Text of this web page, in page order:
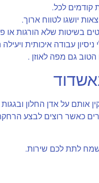
קודמים לכל.
יושגו לטווח ארוך.
בשיטות שלא הורגות
ויעילה התחייבות ל100% הצלחה
גם מפה לאוזן .
אותם על אדן החלון ובגגות
כאשר רוצים לבצע הרחקת
לתת לכם שירות.